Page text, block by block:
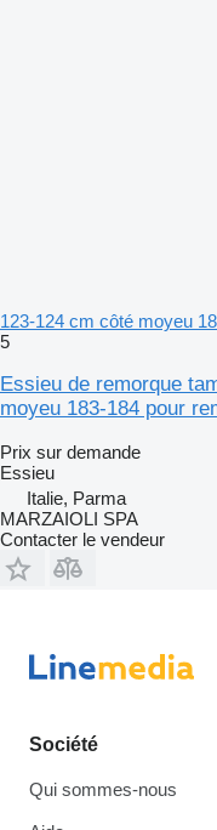
123-124 cm côté moyeu
5
Essieu de remorque
moyeu 183-184 pour
Prix sur demande
Essieu
Italie, Parma
MARZAIOLI SPA
Contacter le vendeur
Société
Qui sommes-nous